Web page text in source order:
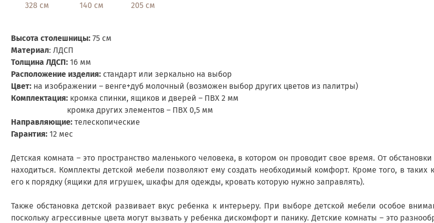
328 см 140 см 205 см
Высота столешницы: 75 см
Материал: ЛДСП
Толщина ЛДСП: 16 мм
Расположение изделия: стандарт или зеркально на выбор
Цвет: на изображении – венге+дуб молочный (возможен выбор других цветов из палитры)
Комплектация: кромка спинки, ящиков и дверей – ПВХ 2 мм
кромка других элементов – ПВХ 0,5 мм
Направляющие: телескопические
Гарантия: 12 мес
Детская комната – это пространство маленького человека, в котором он проводит свое время. От
находиться. Комплекты детской мебели позволяют ему создать необходимый комфорт. Кроме того, в таких
его к порядку (ящики для игрушек, шкафы для одежды, кровать которую нужно заправлять).
Также обстановка детской развивает вкус ребенка к интерьеру. При выборе детской мебели особое
поскольку агрессивные цвета могут вызвать у ребенка дискомфорт и панику. Детские комнаты – это